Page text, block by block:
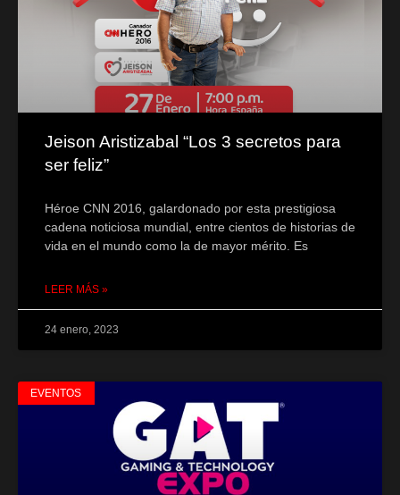
Jeison Aristizabal “Los 3 secretos para
ser feliz”
Héroe CNN 2016, galardonado por esta prestigiosa
cadena noticiosa mundial, entre cientos de historias de
vida en el mundo como la de mayor mérito. Es
LEER MÁS »
24 enero, 2023
EVENTOS